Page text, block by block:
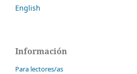
English
Información
Para lectores/as